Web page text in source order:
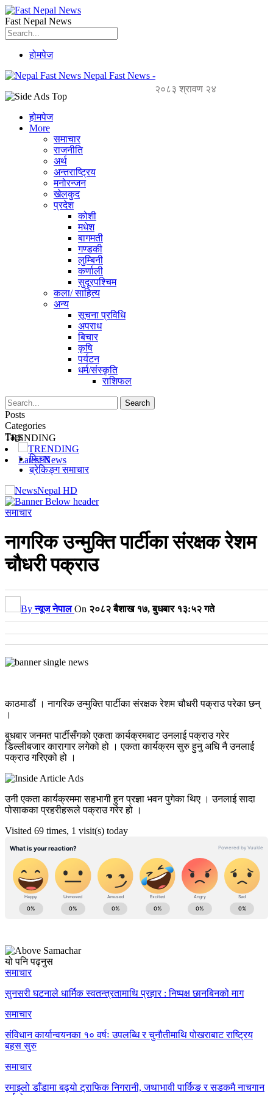
Fast Nepal News
होमपेज
Nepal Fast News -
२०८३ श्रावण २४
होमपेज
More
समाचार
राजनीति
अर्थ
अन्तराष्ट्रिय
मनोरन्जन
खेलकुद
प्रदेश
कोशी
मधेश
बागमती
गण्डकी
लुम्बिनी
कर्णाली
सुदूरपश्चिम
कला/ साहित्य
अन्य
सूचना प्रविधि
अपराध
बिचार
कृषि
पर्यटन
धर्म/संस्कृति
राशिफल
Posts
Categories
Tags
TRENDING
Latest News
TRENDING
फिचर
ब्रेकिङ्ग समाचार
समाचार
नागरिक उन्मुक्ति पार्टीका संरक्षक रेशम
चौधरी पक्राउ
Byन्यूज नेपाल On २०८२ बैशाख १७, बुधबार १३:५२ गते
काठमाडौं । नागरिक उन्मुक्ति पार्टीका संरक्षक रेशम चौधरी पक्राउ परेका छन्
।
बुधबार जनमत पार्टीसँगको एकता कार्यक्रमबाट उनलाई पक्राउ गरेर
डिल्लीबजार कारागार लगेको हो । एकता कार्यक्रम सुरु हुनु अघि नै उनलाई
पक्राउ गरिएको हो ।
उनी एकता कार्यक्रममा सहभागी हुन प्रज्ञा भवन पुगेका थिए । उनलाई सादा
पोसाकका प्रहरीहरूले पक्राउ गरेर हो ।
Visited 69 times, 1 visit(s) today
यो पनि पढ्नुस
समाचार
सुनसरी घटनाले धार्मिक स्वतन्त्रतामाथि प्रहार : निष्पक्ष छानबिनको माग
समाचार
संविधान कार्यान्वयनका १० वर्षः उपलब्धि र चुनौतीमाथि पोखराबाट राष्ट्रिय
बहस सुरु
समाचार
रमाइलो डाँडामा बढ्यो ट्राफिक निगरानी, जथाभावी पार्किङ र सडकमै नाचगान